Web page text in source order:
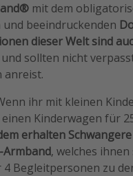
mit dem
beeindruckenden
dieser Welt sind
und sollten nicht
anreist.
ihr mit kleinen
Kinderwagen für
erhalten
, welches
Begleitpersonen zu